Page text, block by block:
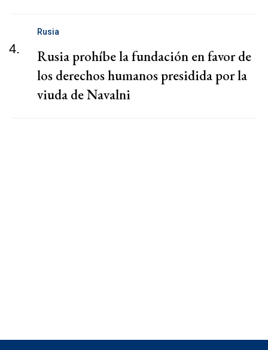
4.
Rusia
Rusia prohíbe la fundación en favor de
los derechos humanos presidida por la
viuda de Navalni